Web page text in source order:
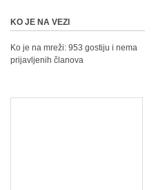
KO JE NA VEZI
Ko je na mreži: 953 gostiju i nema
prijavljenih članova